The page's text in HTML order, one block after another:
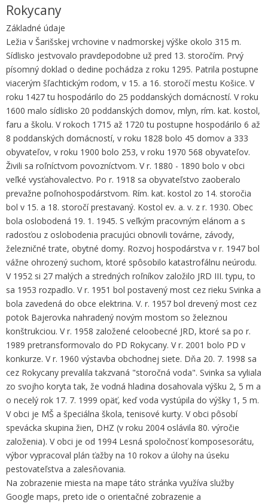
Rokycany
Základné údaje
Ležia v Šarišskej vrchovine v nadmorskej výške okolo 315 m.
Sídlisko jestvovalo pravdepodobne už pred 13. storočím. Prvý
písomný doklad o dedine pochádza z roku 1295. Patrila postupne
viacerým šľachtickým rodom, v 15. a 16. storočí mestu Košice. V
roku 1427 tu hospodárilo do 25 poddanských domácností. V roku
1600 malo sídlisko 20 poddanských domov, mlyn, rím. kat. kostol,
faru a školu. V rokoch 1715 až 1720 tu postupne hospodárilo 6 až
8 poddanských domácností, v roku 1828 bolo 45 domov a 333
obyvateľov, v roku 1900 bolo 253, v roku 1970 568 obyvateľov.
Živili sa roľníctvom povozníctvom. V r. 1880 - 1890 bolo v obci
veľké vysťahovalectvo. Po r. 1918 sa obyvateľstvo zaoberalo
prevažne poľnohospodárstvom. Rím. kat. kostol zo 14. storočia
bol v 15. a 18. storočí prestavaný. Kostol ev. a. v. z r. 1930. Obec
bola oslobodená 19. 1. 1945. S veľkým pracovným elánom a s
radosťou z oslobodenia pracujúci obnovili továrne, závody,
železničné trate, obytné domy. Rozvoj hospodárstva v r. 1947 bol
vážne ohrozený suchom, ktoré spôsobilo katastrofálnu neúrodu.
V 1952 si 27 malých a stredných roľníkov založilo JRD III. typu, to
sa 1953 rozpadlo. V r. 1951 bol postavený most cez rieku Svinka a
bola zavedená do obce elektrina. V. r. 1957 bol drevený most cez
potok Bajerovka nahradený novým mostom so železnou
konštrukciou. V r. 1958 založené celoobecné JRD, ktoré sa po r.
1989 pretransformovalo do PD Rokycany. V r. 2001 bolo PD v
konkurze. V r. 1960 výstavba obchodnej siete. Dňa 20. 7. 1998 sa
cez Rokycany prevalila takzvaná "storočná voda". Svinka sa vyliala
zo svojho koryta tak, že vodná hladina dosahovala výšku 2, 5 m a
o necelý rok 17. 7. 1999 opäť, keď voda vystúpila do výšky 1, 5 m.
V obci je MŠ a špeciálna škola, tenisové kurty. V obci pôsobí
spevácka skupina žien, DHZ (v roku 2004 oslávila 80. výročie
založenia). V obci je od 1994 Lesná spoločnosť komposesorátu,
výbor vypracoval plán ťažby na 10 rokov a úlohy na úseku
pestovateľstva a zalesňovania.
Na zobrazenie miesta na mape táto stránka využíva služby
Google maps, preto ide o orientačné zobrazenie a